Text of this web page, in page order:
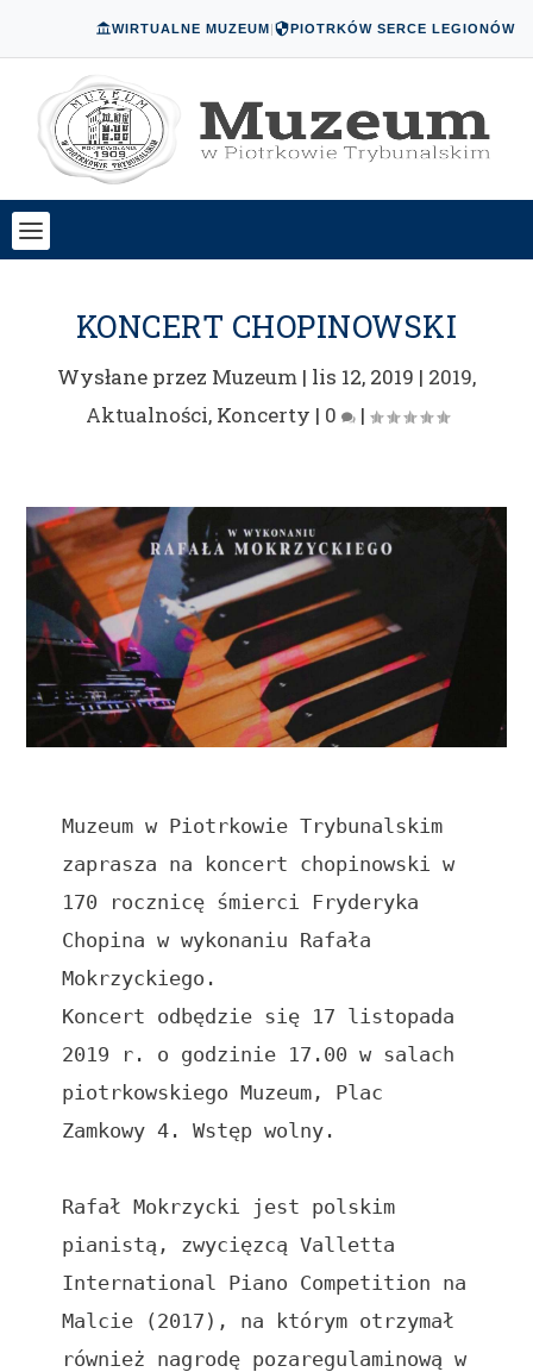
WIRTUALNE MUZEUM| PIOTRKÓW SERCE LEGIONÓW
KONCERT CHOPINOWSKI
Wysłane przez Muzeum | lis 12, 2019 | 2019,
Aktualności, Koncerty | 0 |
Muzeum w Piotrkowie Trybunalskim
zaprasza na koncert chopinowski w
170 rocznicę śmierci Fryderyka
Chopina w wykonaniu Rafała
Mokrzyckiego.
Koncert odbędzie się 17 listopada
2019 r. o godzinie 17.00 w salach
piotrkowskiego Muzeum, Plac
Zamkowy 4. Wstęp wolny.
Rafał Mokrzycki jest polskim
pianistą, zwycięzcą Valletta
International Piano Competition na
Malcie (2017), na którym otrzymał
również nagrodę pozaregulaminową w